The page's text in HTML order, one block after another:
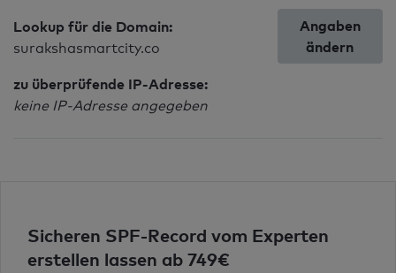
Lookup für die Domain:
surakshasmartcity.co
zu überprüfende IP-Adresse:
keine IP-Adresse angegeben
Angaben
ändern
Sicheren SPF-Record vom Experten
erstellen lassen ab 749€